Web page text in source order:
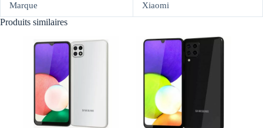
Marque Xiaomi
Produits similaires